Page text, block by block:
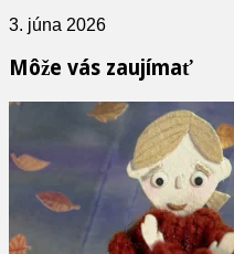
3. júna 2026
Môže vás zaujímať